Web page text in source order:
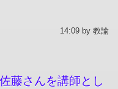
14:09 by 教諭
藤さんを講師とし